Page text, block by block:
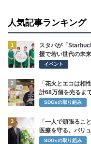
人気記事ランキング
1
スタバが「
援で若い世代の未
イベント
2
「花火とエコは相
計68万個を売るま
SDGsの取り組み
3
「一人で頑張るこ
医療を守る。バリ
SDGsの取り組み